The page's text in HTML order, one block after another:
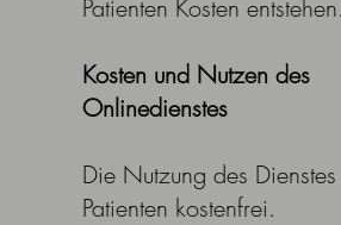
Patienten Kosten entstehen.
Kosten und Nutzen des
Onlinedienstes
Die Nutzung des
Patienten kostenfrei.